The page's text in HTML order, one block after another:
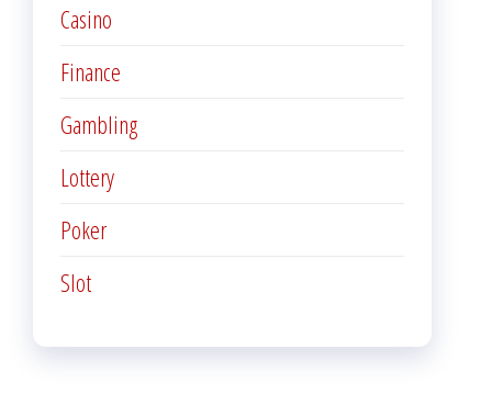
Casino
Finance
Gambling
Lottery
Poker
Slot